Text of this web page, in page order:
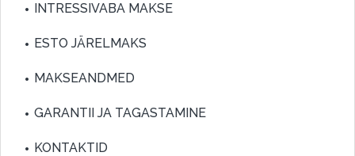
INTRESSIVABA MAKSE
ESTO JÄRELMAKS
MAKSEANDMED
GARANTII JA TAGASTAMINE
KONTAKTID